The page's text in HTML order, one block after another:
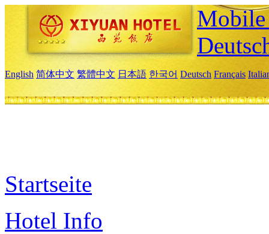
English 简体中文 繁體中文 日本語 한국어 Deutsch Français
Startseite
Hotel Info